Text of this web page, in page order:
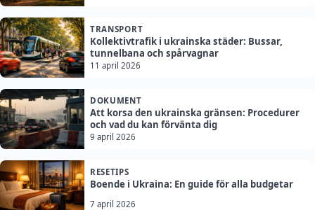
TRANSPORT
Kollektivtrafik i ukrainska städer: Bussar,
tunnelbana och spårvagnar
11 april 2026
DOKUMENT
Att korsa den ukrainska gränsen: Procedurer
och vad du kan förvänta dig
9 april 2026
RESETIPS
Boende i Ukraina: En guide för alla budgetar
7 april 2026